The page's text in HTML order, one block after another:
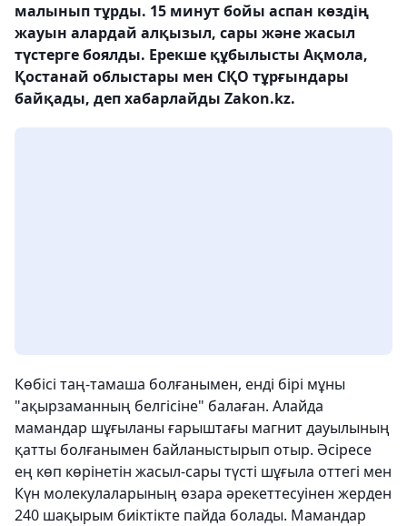
малынып тұрды. 15 минут бойы аспан көздің
жауын алардай алқызыл, сары және жасыл
түстерге боялды. Ерекше құбылысты Ақмола,
Қостанай облыстары мен СҚО тұрғындары
байқады, деп хабарлайды Zakon.kz.
Көбісі таң-тамаша болғанымен, енді бірі мұны
"ақырзаманның белгісіне" балаған. Алайда
мамандар шұғыланы ғарыштағы магнит дауылының
қатты болғанымен байланыстырып отыр. Әсіресе
ең көп көрінетін жасыл-сары түсті шұғыла оттегі мен
Күн молекулаларының өзара әрекеттесуінен жерден
240 шақырым биіктікте пайда болады. Мамандар